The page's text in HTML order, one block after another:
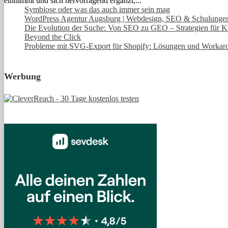
Symbiose oder was das auch immer sein mag
WordPress Agentur Augsburg | Webdesign, SEO &
Die Evolution der Suche: Von SEO zu GEO – Strategien für
Beyond the Click
Probleme mit SVG-Export für Shopify: Lösungen und
Werbung